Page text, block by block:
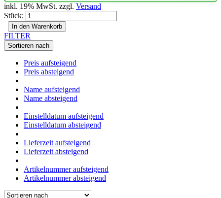
inkl. 19% MwSt. zzgl. Versand
Stück:
In den Warenkorb
FILTER
Sortieren nach
Preis aufsteigend
Preis absteigend
Name aufsteigend
Name absteigend
Einstelldatum aufsteigend
Einstelldatum absteigend
Lieferzeit aufsteigend
Lieferzeit absteigend
Artikelnummer aufsteigend
Artikelnummer absteigend